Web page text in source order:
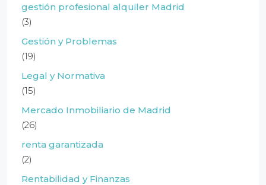
gestión profesional alquiler Madrid
(3)
Gestión y Problemas
(19)
Legal y Normativa
(15)
Mercado Inmobiliario de Madrid
(26)
renta garantizada
(2)
Rentabilidad y Finanzas